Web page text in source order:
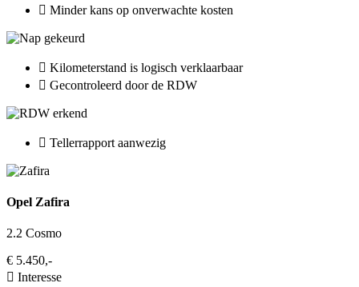
Minder kans op onverwachte kosten
Kilometerstand is logisch verklaarbaar
Gecontroleerd door de RDW
Tellerrapport aanwezig
Opel Zafira
2.2 Cosmo
€ 5.450,-
Interesse